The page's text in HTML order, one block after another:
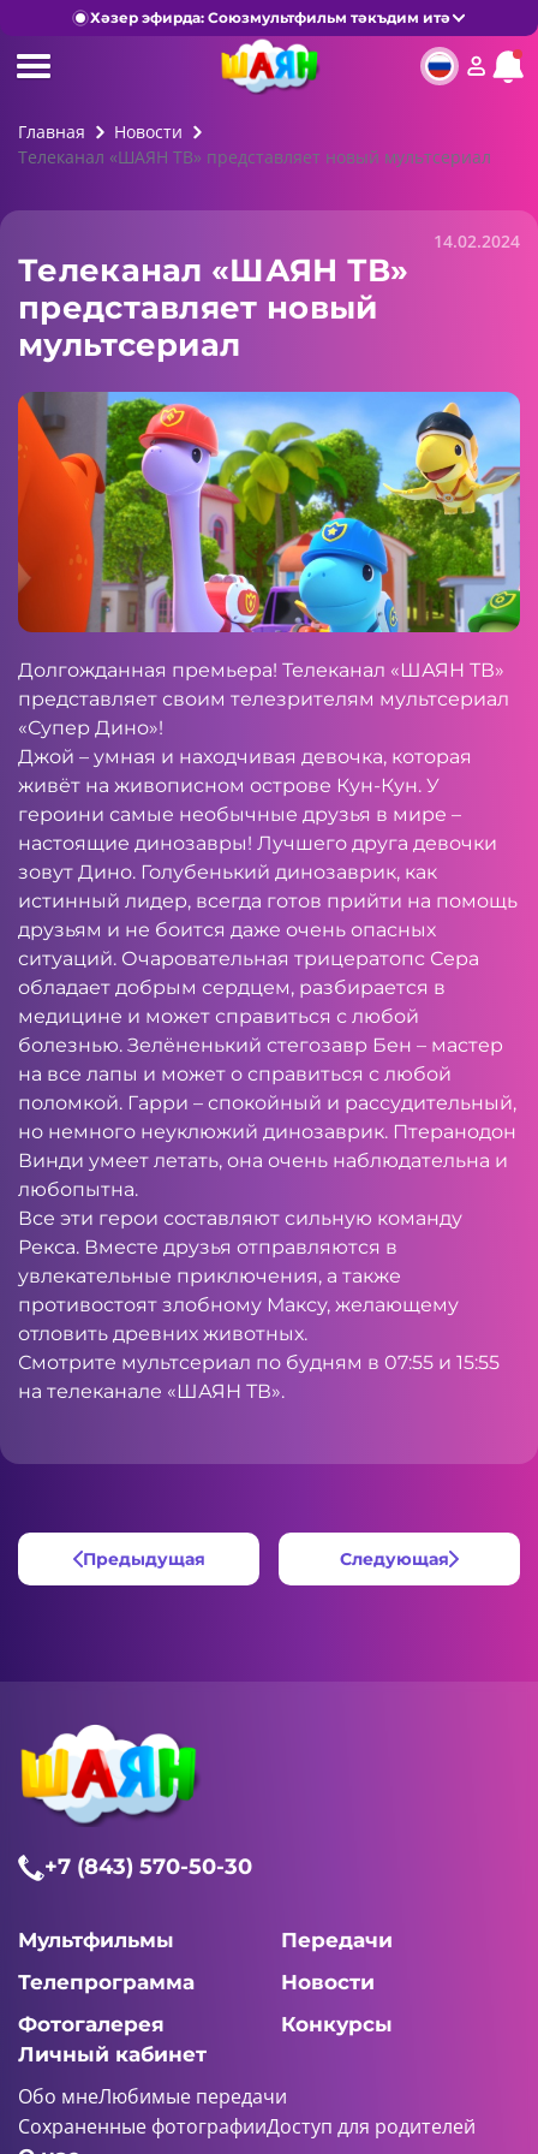
Хәзер эфирда: Союзмультфильм тәкъдим итә
Главная
Новости
Телеканал «ШАЯН ТВ» представляет новый мультсериал
14.02.2024
Телеканал «ШАЯН ТВ»
представляет новый
мультсериал
Долгожданная премьера! Телеканал «ШАЯН ТВ»
представляет своим телезрителям мультсериал
«Супер Дино»!
Джой – умная и находчивая девочка, которая
живёт на живописном острове Кун-Кун. У
героини самые необычные друзья в мире –
настоящие динозавры! Лучшего друга девочки
зовут Дино. Голубенький динозаврик, как
истинный лидер, всегда готов прийти на помощь
друзьям и не боится даже очень опасных
ситуаций. Очаровательная трицератопс Сера
обладает добрым сердцем, разбирается в
медицине и может справиться с любой
болезнью. Зелёненький стегозавр Бен – мастер
на все лапы и может о справиться с любой
поломкой. Гарри – спокойный и рассудительный,
но немного неуклюжий динозаврик. Птеранодон
Винди умеет летать, она очень наблюдательна и
любопытна.
Все эти герои составляют сильную команду
Рекса. Вместе друзья отправляются в
увлекательные приключения, а также
противостоят злобному Максу, желающему
отловить древних животных.
Смотрите мультсериал по будням в 07:55 и 15:55
на телеканале «ШАЯН ТВ».
Предыдущая Следующая
+7 (843) 570-50-30
Мультфильмы
Передачи
Телепрограмма
Новости
Фотогалерея
Конкурсы
Личный кабинет
Обо мнеЛюбимые передачи
Сохраненные фотографииДоступ для родителей